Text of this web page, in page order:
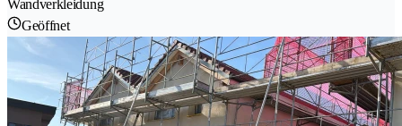
Wandverkleidung
Geöffnet